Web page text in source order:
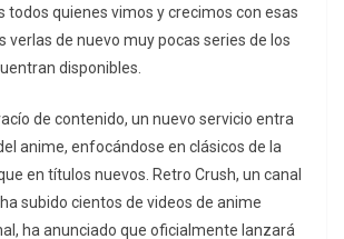
todos quienes vimos y crecimos con esas
verlas de nuevo muy pocas series de los
disponibles.
de contenido, un nuevo servicio entra
anime, enfocándose en clásicos de la
en títulos nuevos. Retro Crush, un canal
subido cientos de videos de anime
ha anunciado que oficialmente lanzará